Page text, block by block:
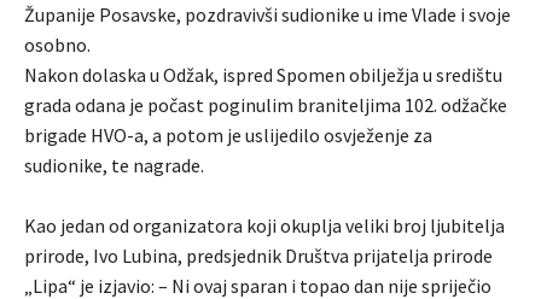
Županije Posavske, pozdravivši sudionike u ime Vlade i svoje
osobno.
Nakon dolaska u Odžak, ispred Spomen obilježja u središtu
grada odana je počast poginulim braniteljima 102. odžačke
brigade HVO-a, a potom je uslijedilo osvježenje za
sudionike, te nagrade.
Kao jedan od organizatora koji okuplja veliki broj ljubitelja
prirode, Ivo Lubina, predsjednik Društva prijatelja prirode
„Lipa“ je izjavio: – Ni ovaj sparan i topao dan nije spriječio